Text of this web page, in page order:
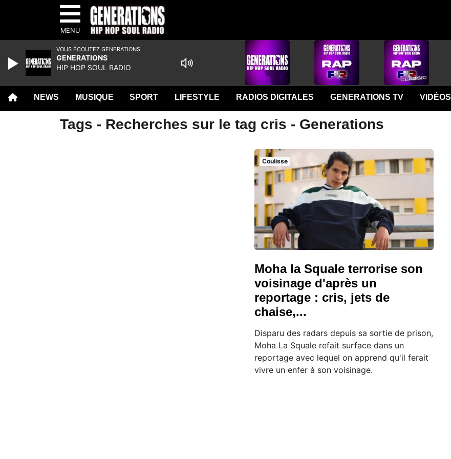
MENU
NEWS MUSIQUE SPORT LIFESTYLE RADIOS DIGITALES GENERATIONS TV VIDÉOS
Tags - Recherches sur le tag cris - Generations
Coulisse
Moha la Squale terrorise son
voisinage d'après un
reportage : cris, jets de
chaise,...
Disparu des radars depuis sa sortie de prison,
Moha La Squale refait surface dans un
reportage avec lequel on apprend qu'il ferait
vivre un enfer à son voisinage.
VOUS ÉCOUTEZ GENERATIONS
GENERATIONS
HIP HOP SOUL RADIO